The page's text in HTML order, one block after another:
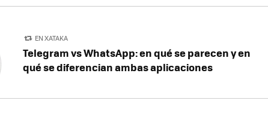
EN XATAKA
Telegram vs WhatsApp: en qué se parecen y en
qué se diferencian ambas aplicaciones